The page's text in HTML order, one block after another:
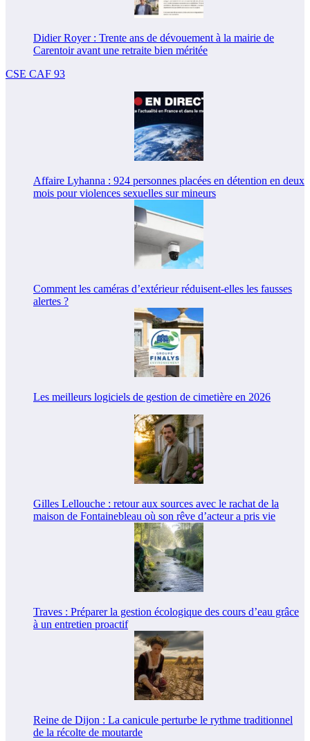
Didier Royer : Trente ans de dévouement à la mairie de
Carentoir avant une retraite bien méritée
CSE CAF 93
Affaire Lyhanna : 924 personnes placées en détention en deux
mois pour violences sexuelles sur mineurs
Comment les caméras d’extérieur réduisent-elles les fausses
alertes ?
Les meilleurs logiciels de gestion de cimetière en 2026
Gilles Lellouche : retour aux sources avec le rachat de la
maison de Fontainebleau où son rêve d’acteur a pris vie
Traves : Préparer la gestion écologique des cours d’eau grâce
à un entretien proactif
Reine de Dijon : La canicule perturbe le rythme traditionnel
de la récolte de moutarde